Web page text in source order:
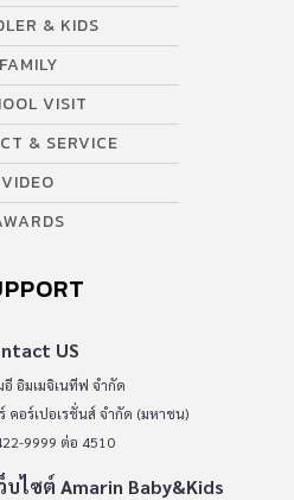
& KIDS
FAMILY
VISIT
& SERVICE
VIDEO
US
อี อิมเมจิเนทีฟ จำกัด
คอร์เปอเรชั่นส์ จำกัด (มหาชน)
9999 ต่อ 4510
ไซต์ Amarin Baby&Kids